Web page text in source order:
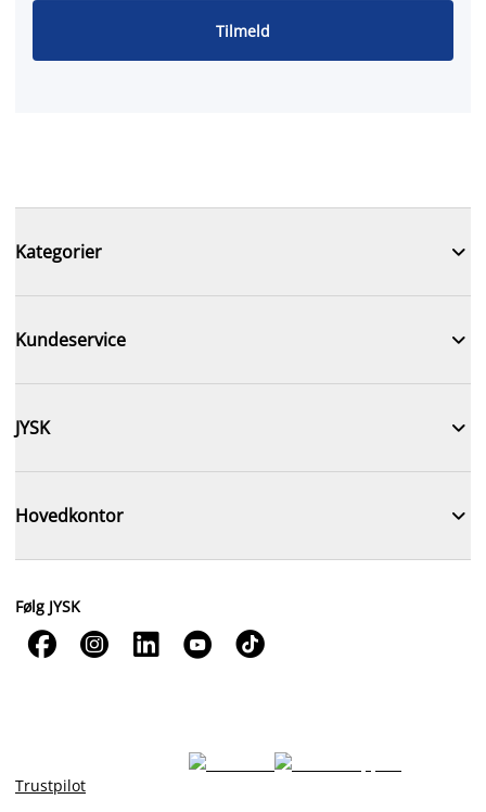
Tilmeld
Kategorier 
Kundeservice 
JYSK 
Hovedkontor 
Følg JYSK
    
Trustpilot